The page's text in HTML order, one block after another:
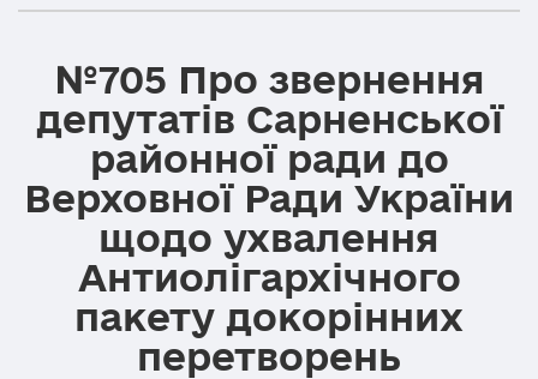
№705 Про звернення
депутатів Сарненської
районної ради до
Верховної Ради України
щодо ухвалення
Антиолігархічного
пакету докорінних
перетворень